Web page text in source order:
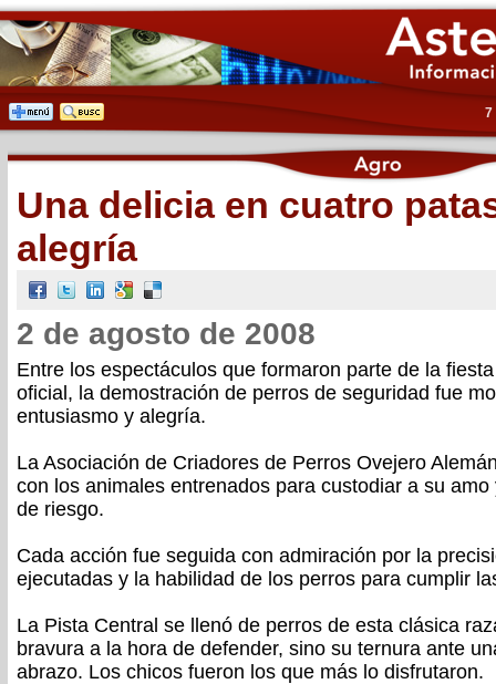
7
Una delicia en cuatro
alegría
2 de agosto de 2008
Entre los espectáculos que formaron parte de la
oficial, la demostración de perros de seguridad fue
entusiasmo y alegría.
La Asociación de Criadores de Perros Ovejero
con los animales entrenados para custodiar a su
de riesgo.
Cada acción fue seguida con admiración por la
ejecutadas y la habilidad de los perros para cumplir
La Pista Central se llenó de perros de esta clásica
bravura a la hora de defender, sino su ternura ante
abrazo. Los chicos fueron los que más lo disfrutaron.